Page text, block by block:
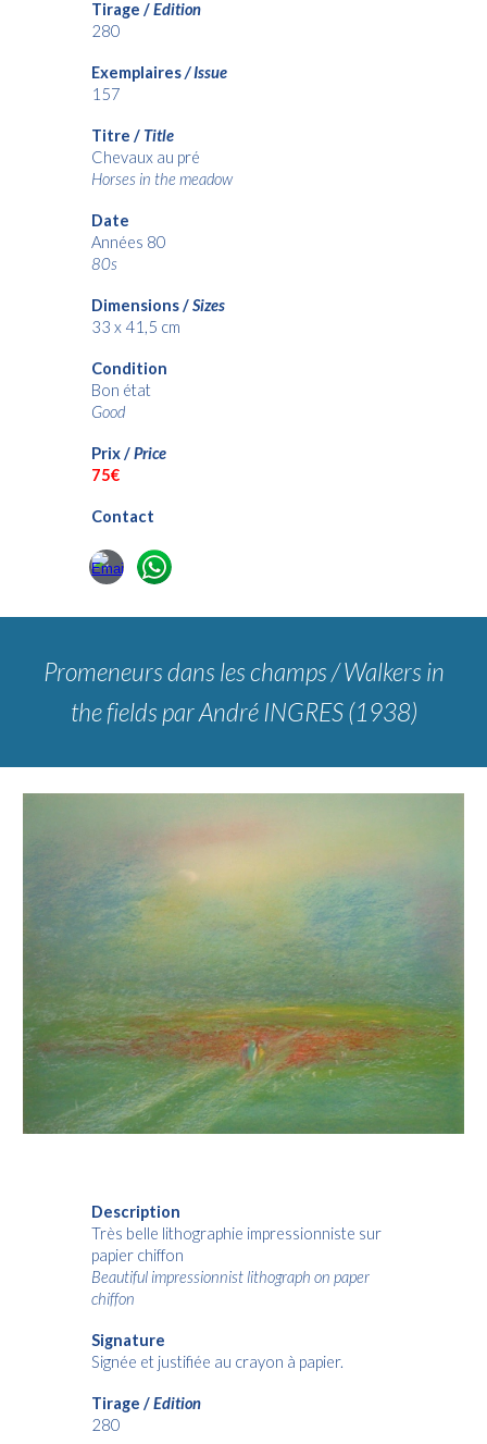
Tirage /Edition
280
Exemplaires/ Issue
157
Titre / Title
Chevaux au pré
Horses in the meadow
Date
Années 80
80s
Dimensions /Sizes
33 x 41,5 cm
Condition
Bon état
Good
Prix /Price
75€
Contact
Promeneurs dans les champs/Walkers in
the fields par André INGRES (1938)
Description
Très belle lithographie impressionniste sur
papier chiffon
Beautiful impressionnist lithograph on paper
chiffon
Signature
Signée et justifiée au crayon à papier.
Tirage /Edition
280